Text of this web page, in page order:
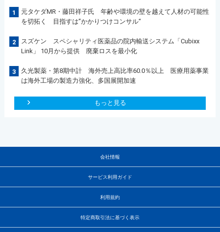
1
元タケダMR・藤田祥子氏 年齢や環境の壁を越えて人材の可能性
を切拓く 目指すは”かかりつけコンサル“
2
スズケン スペシャリティ医薬品の院内輸送システム「Cubixx
Link」 10月から提供 廃棄ロスを最小化
3
久光製薬・第8期中計 海外売上高比率60.0％以上 医療用薬事業
は海外工場の製造力強化、多国展開加速
もっと見る
会社情報
サービス利用ガイド
利用規約
特定商取引法に基づく表示